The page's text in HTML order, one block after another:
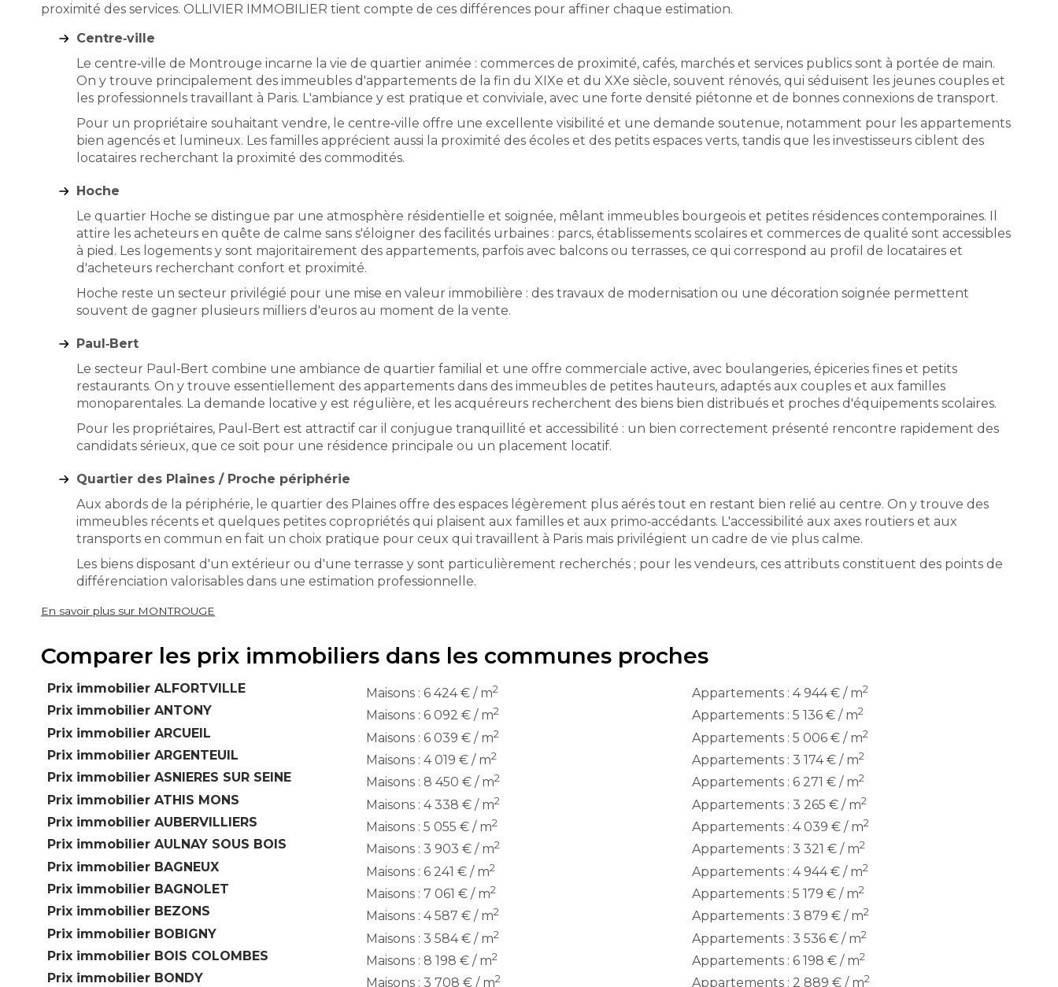
proximité des services. OLLIVIER IMMOBILIER tient compte de ces différences pour affiner chaque estimation.
Centre‑ville
Le centre‑ville de Montrouge incarne la vie de quartier animée : commerces de proximité, cafés, marchés et services publics sont à portée de main.
On y trouve principalement des immeubles d'appartements de la fin du XIXe et du XXe siècle, souvent rénovés, qui séduisent les jeunes couples et
les professionnels travaillant à Paris. L'ambiance y est pratique et conviviale, avec une forte densité piétonne et de bonnes connexions de transport.
Pour un propriétaire souhaitant vendre, le centre‑ville offre une excellente visibilité et une demande soutenue, notamment pour les appartements
bien agencés et lumineux. Les familles apprécient aussi la proximité des écoles et des petits espaces verts, tandis que les investisseurs ciblent des
locataires recherchant la proximité des commodités.
Hoche
Le quartier Hoche se distingue par une atmosphère résidentielle et soignée, mêlant immeubles bourgeois et petites résidences contemporaines. Il
attire les acheteurs en quête de calme sans s'éloigner des facilités urbaines : parcs, établissements scolaires et commerces de qualité sont accessibles
à pied. Les logements y sont majoritairement des appartements, parfois avec balcons ou terrasses, ce qui correspond au profil de locataires et
d'acheteurs recherchant confort et proximité.
Hoche reste un secteur privilégié pour une mise en valeur immobilière : des travaux de modernisation ou une décoration soignée permettent
souvent de gagner plusieurs milliers d'euros au moment de la vente.
Paul‑Bert
Le secteur Paul‑Bert combine une ambiance de quartier familial et une offre commerciale active, avec boulangeries, épiceries fines et petits
restaurants. On y trouve essentiellement des appartements dans des immeubles de petites hauteurs, adaptés aux couples et aux familles
monoparentales. La demande locative y est régulière, et les acquéreurs recherchent des biens bien distribués et proches d'équipements scolaires.
Pour les propriétaires, Paul‑Bert est attractif car il conjugue tranquillité et accessibilité : un bien correctement présenté rencontre rapidement des
candidats sérieux, que ce soit pour une résidence principale ou un placement locatif.
Quartier des Plaines / Proche périphérie
Aux abords de la périphérie, le quartier des Plaines offre des espaces légèrement plus aérés tout en restant bien relié au centre. On y trouve des
immeubles récents et quelques petites copropriétés qui plaisent aux familles et aux primo‑accédants. L'accessibilité aux axes routiers et aux
transports en commun en fait un choix pratique pour ceux qui travaillent à Paris mais privilégient un cadre de vie plus calme.
Les biens disposant d'un extérieur ou d'une terrasse y sont particulièrement recherchés ; pour les vendeurs, ces attributs constituent des points de
différenciation valorisables dans une estimation professionnelle.
En savoir plus sur MONTROUGE
Comparer les prix immobiliers dans les communes proches
Prix immobilier ALFORTVILLE Maisons : 6 424 € / m2 Appartements : 4 944 € / m2
Prix immobilier ANTONY Maisons : 6 092 € / m2 Appartements : 5 136 € / m2
Prix immobilier ARCUEIL Maisons : 6 039 € / m2 Appartements : 5 006 € / m2
Prix immobilier ARGENTEUIL Maisons : 4 019 € / m2 Appartements : 3 174 € / m2
Prix immobilier ASNIERES SUR SEINE Maisons : 8 450 € / m2 Appartements : 6 271 € / m2
Prix immobilier ATHIS MONS Maisons : 4 338 € / m2 Appartements : 3 265 € / m2
Prix immobilier AUBERVILLIERS Maisons : 5 055 € / m2 Appartements : 4 039 € / m2
Prix immobilier AULNAY SOUS BOIS Maisons : 3 903 € / m2 Appartements : 3 321 € / m2
Prix immobilier BAGNEUX Maisons : 6 241 € / m2 Appartements : 4 944 € / m2
Prix immobilier BAGNOLET Maisons : 7 061 € / m2 Appartements : 5 179 € / m2
Prix immobilier BEZONS Maisons : 4 587 € / m2 Appartements : 3 879 € / m2
Prix immobilier BOBIGNY Maisons : 3 584 € / m2 Appartements : 3 536 € / m2
Prix immobilier BOIS COLOMBES Maisons : 8 198 € / m2 Appartements : 6 198 € / m2
Prix immobilier BONDY Maisons : 3 708 € / m2 Appartements : 2 889 € / m2